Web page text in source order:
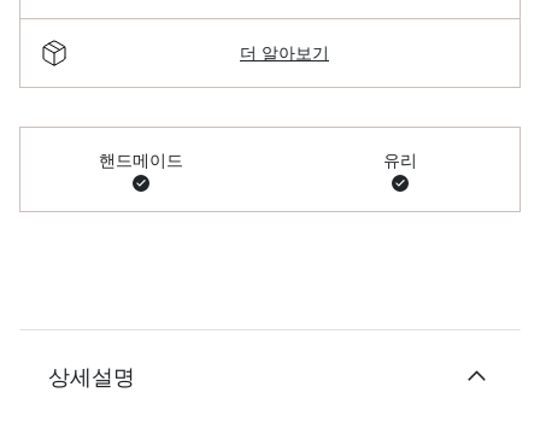
더 알아보기
핸드메이드 유리
상세설명